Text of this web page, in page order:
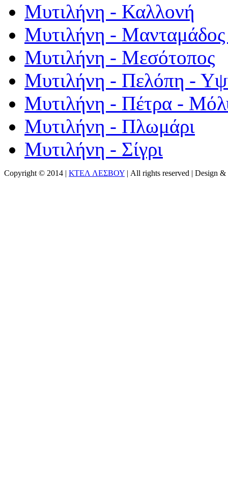
Μυτιλήνη - Καλλονή
Μυτιλήνη - Μανταμάδος
Μυτιλήνη - Μεσότοπος
Μυτιλήνη - Πελόπη -
Μυτιλήνη - Πέτρα -
Μυτιλήνη - Πλωμάρι
Μυτιλήνη - Σίγρι
Copyright © 2014 | ΚΤΕΛ ΛΕΣΒΟΥ | All rights reserved | Design &